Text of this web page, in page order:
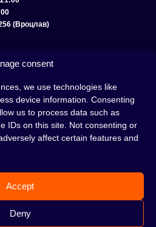
consent
we use technologies like
device information. Consenting
us to process data such as
IDs on this site. Not consenting or
affect certain features and
Accept
Deny
(Вроцлав)
ПОЛИТИКА COOKIE
для вечера, проведенного с друзьями или в
ритуал, который покорил сердца многих людей.
«кальян» или «кальянный табак» или
для тебя!
е жди, а сразу отправляйся в наш
кальянный магазин и совершай покупки.